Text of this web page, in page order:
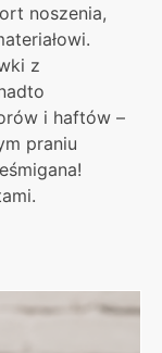
noszenia,
z
i haftów –
praniu